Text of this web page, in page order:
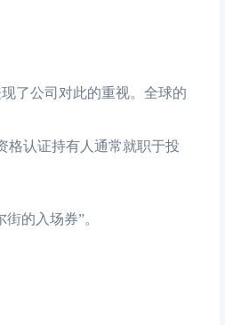
了公司对此的重视。全球的
认证持有人通常就职于投
的入场券”。